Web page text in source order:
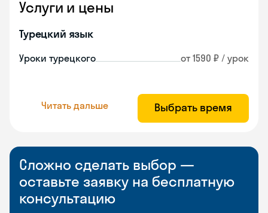
Услуги и цены
Турецкий язык
Уроки турецкого от 1590 ₽ / урок
Читать дальше Выбрать время
Сложно сделать выбор —
оставьте заявку на бесплатную
консультацию